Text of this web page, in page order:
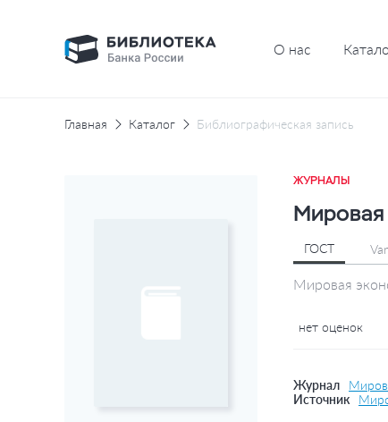
О нас
Главная Каталог Библиографическая запись
ЖУРНАЛЫ
ГОСТ
Мировая
нет оценок
Журнал
Источник